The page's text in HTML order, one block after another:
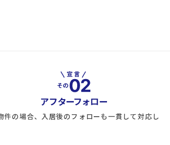
アフターフォロー
件の場合、入居後のフォローも一貫して対応し